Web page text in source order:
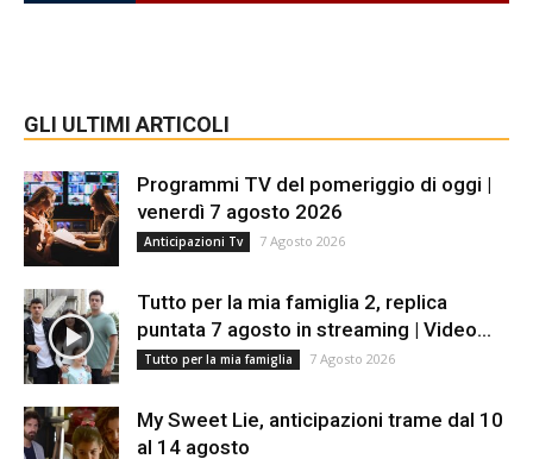
GLI ULTIMI ARTICOLI
Programmi TV del pomeriggio di oggi |
venerdì 7 agosto 2026
Anticipazioni Tv 7 Agosto 2026
Tutto per la mia famiglia 2, replica
puntata 7 agosto in streaming | Video...
Tutto per la mia famiglia 7 Agosto 2026
My Sweet Lie, anticipazioni trame dal 10
al 14 agosto